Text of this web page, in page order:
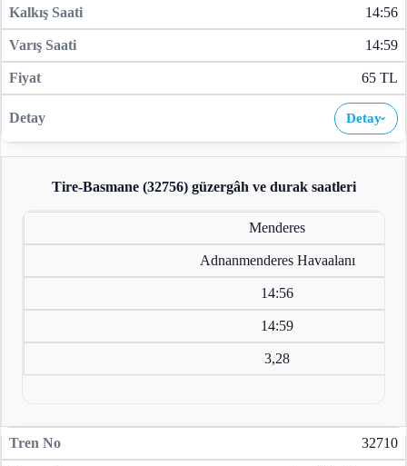
14:56
14:59
65 TL
Detay›
Tire-Basmane (32756)güzergâh ve durak saatleri
Menderes
Adnanmenderes Havaalanı
14:56
14:59
3,28
32710